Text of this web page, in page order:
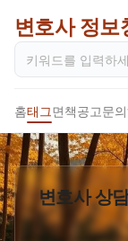
변호사 정보
홈태그면책공고문
변호사 상